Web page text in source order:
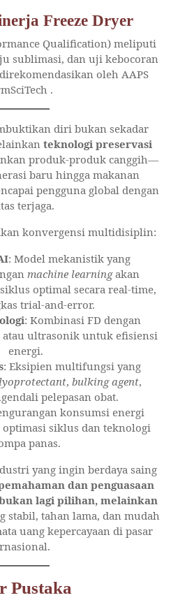
Freeze Dryer
Qualification) meliputi
sublimasi, dan uji kebocoran
oleh AAPS
.
diri bukan sekadar
teknologi preservasi
produk-produk canggih—
baru hingga makanan
pengguna global dengan
terjaga.
konvergensi multidisiplin:
: Model mekanistik yang
machine learningakan
optimal secara real-time,
trial-and-error.
: Kombinasi FD dengan
ultrasonik untuk efisiensi
energi.
: Eksipien multifungsi yang
lyoprotectant, bulking agent,
pelepasan obat.
konsumsi energi
optimasi siklus dan teknologi
panas.
yang ingin berdaya saing
dan penguasaan
lagi pilihan, melainkan
stabil, tahan lama, dan mudah
uang kepercayaan di pasar
Pustaka